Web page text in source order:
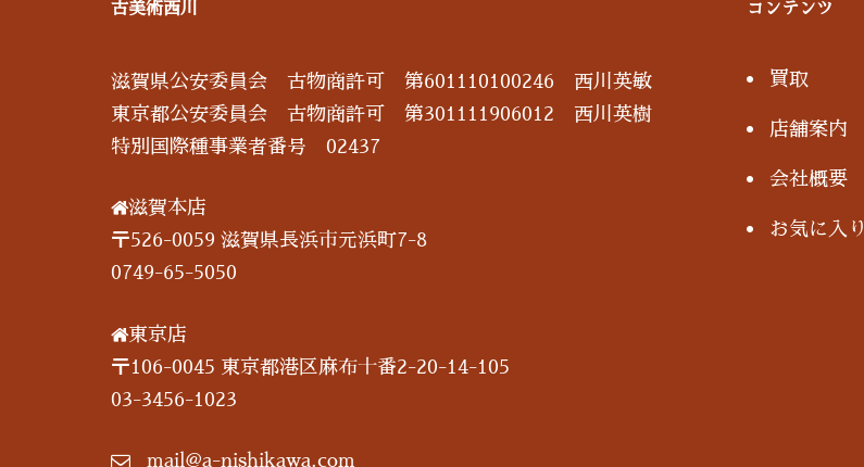
古美術西川
滋賀県公安委員会 古物商許可 第601110100246 西川英敏
東京都公安委員会 古物商許可 第301111906012 西川英樹
特別国際種事業者番号 02437
滋賀本店
〒526-0059 滋賀県長浜市元浜町7-8
0749-65-5050
東京店
〒106-0045 東京都港区麻布十番2-20-14-105
03-3456-1023
mail@a-nishikawa.com
コンテンツ
買取
店舗案内
会社概要
お気に入り